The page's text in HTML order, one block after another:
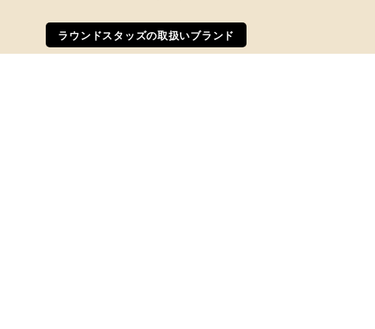
ラウンドスタッズの取扱いブランド